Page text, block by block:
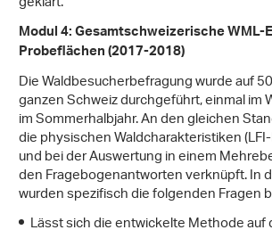
Modul 4: Gesamtschweizerische WML-
Probeflächen (2017-2018)
Die Waldbesucherbefragung wurde auf
ganzen Schweiz durchgeführt, einmal im
im Sommerhalbjahr. An den gleichen
die physischen Waldcharakteristiken
und bei der Auswertung in einem
den Fragebogenantworten verknüpft. In
wurden spezifisch die folgenden Fragen
Lässt sich die entwickelte Methode auf